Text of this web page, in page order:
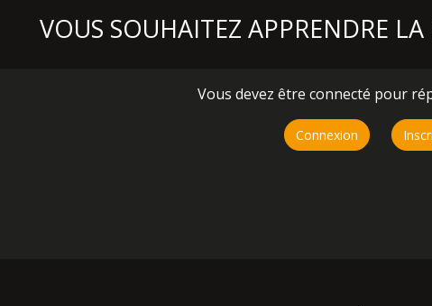
VOUS SOUHAITEZ APPRENDRE LA
Vous devez être connecté pour
Connexion